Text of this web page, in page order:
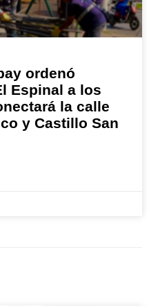
ordenó
Espinal a los
la calle
y Castillo San